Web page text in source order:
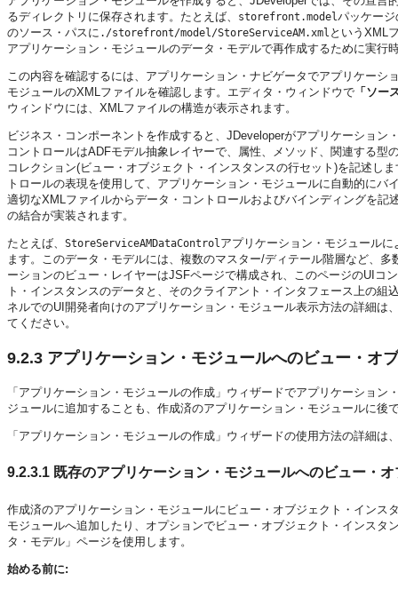
るディレクトリに保存されます。たとえば、
storefront.modelパッケージ
のソース・パスに ./storefront/model/StoreServiceAM.xml というXML
アプリケーション・モジュールのデータ・モデルで再作成するために実行
この内容を確認するには、アプリケーション・ナビゲータでアプリケー
モジュールのXMLファイルを確認します。エディタ・ウィンドウで 「ソー
ウィンドウには、XMLファイルの構造が表示されます。
ビジネス・コンポーネントを作成すると、JDeveloperがアプリケーショ
コントロールはADFモデル抽象レイヤーで、属性、メソッド、関連する
コレクション(ビュー・オブジェクト・インスタンスの行セット)を記述し
トロールの表現を使用して、アプリケーション・モジュールに自動的に
適切なXMLファイルからデータ・コントロールおよびバインディングを
の結合が実装されます。
たとえば、 StoreServiceAMDataControl アプリケーション・モジュール
ます。このデータ・モデルには、複数のマスター/ディテール階層など、
ーションのビュー・レイヤーはJSFページで構成され、このページのUIコ
ト・インスタンスのデータと、そのクライアント・インタフェース上の
ネルでのUI開発者向けのアプリケーション・モジュール表示方法の詳細は
てください。
9.2.3 アプリケーション・モジュールへのビュー・オ
「アプリケーション・モジュールの作成」ウィザードでアプリケーショ
ジュールに追加することも、作成済のアプリケーション・モジュールに後
「アプリケーション・モジュールの作成」ウィザードの使用方法の詳細は
9.2.3.1 既存のアプリケーション・モジュールへのビュー・
作成済のアプリケーション・モジュールにビュー・オブジェクト・イン
モジュールへ追加したり、オプションでビュー・オブジェクト・インス
タ・モデル」ページを使用します。
始める前に: